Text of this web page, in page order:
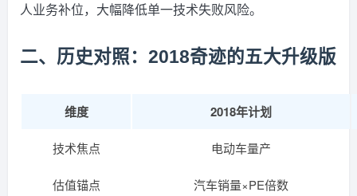
人业务补位，大幅降低单一技术失败风险。
二、历史对照：2018奇迹的五大升级版
维度 2018年计划
技术焦点 电动车量产
估值锚点 汽车销量×PE倍数